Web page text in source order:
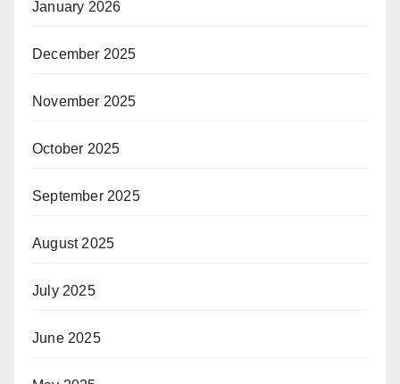
January 2026
December 2025
November 2025
October 2025
September 2025
August 2025
July 2025
June 2025